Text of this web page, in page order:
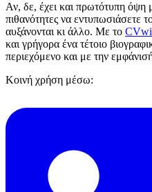
Αν, δε, έχει και πρωτότυπη όψη
πιθανότητες να εντυπωσιάσετε
αυξάνονται κι άλλο. Με το
και γρήγορα ένα τέτοιο
περιεχόμενο και με την
Κοινή χρήση μέσω: